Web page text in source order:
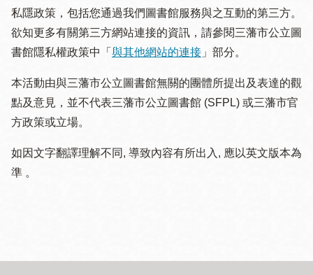
私隱政策，包括您通過我們圖書館服務與之互動的第三方。
欲知更多有關第三方網站連接的資訊，請參閱三藩市公立圖
書館隱私權政策中「 與其他網站的連接 」部分。
本活動由與三藩市公立圖書館無關的團體所提出及表達的觀
點及意見，並不代表三藩市公立圖書館 (SFPL) 或三藩市官
方政策或立場。
如因文字翻譯理解不同, 導致內容有所出入, 應以英文版本為
準 。